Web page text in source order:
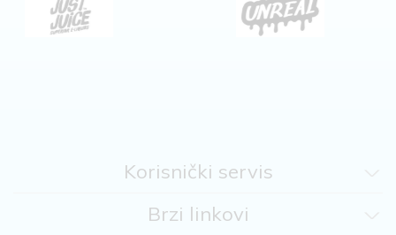
Korisnički servis
Brzi linkovi